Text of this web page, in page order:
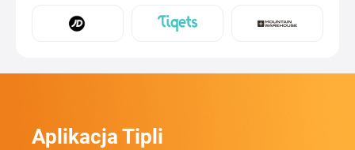
Aplikacja Tipli